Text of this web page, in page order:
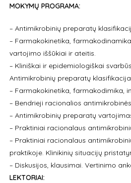
MOKYMŲ PROGRAMA:
– Antimikrobinių preparatų
– Farmakokinetika,
vartojimo iššūkiai ir ateitis.
– Kliniškai ir epidemiologiškai
Antimikrobinių preparatų
– Farmakokinetika, farmakodimika,
– Bendrieji racionalios
– Antimikrobinių preparatų
– Praktiniai racionalaus
– Praktiniai racionalaus
praktikoje. Klinikinių situacijų
– Diskusijos, klausimai. Vertinimo
LEKTORIAI: